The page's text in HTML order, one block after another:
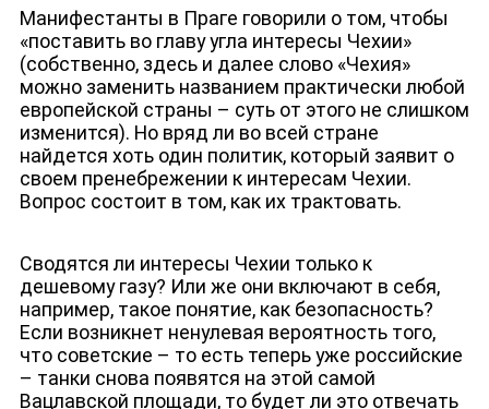
Манифестанты в Праге говорили о том, чтобы
«поставить во главу угла интересы Чехии»
(собственно, здесь и далее слово «Чехия»
можно заменить названием практически любой
европейской страны – суть от этого не слишком
изменится). Но вряд ли во всей стране
найдется хоть один политик, который заявит о
своем пренебрежении к интересам Чехии.
Вопрос состоит в том, как их трактовать.
Сводятся ли интересы Чехии только к
дешевому газу? Или же они включают в себя,
например, такое понятие, как безопасность?
Если возникнет ненулевая вероятность того,
что советские – то есть теперь уже российские
– танки снова появятся на этой самой
Вацлавской площади, то будет ли это отвечать